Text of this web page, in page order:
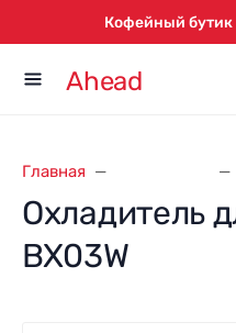
Кофейный бутик
Ahead
Главная
Охладитель
BX03W